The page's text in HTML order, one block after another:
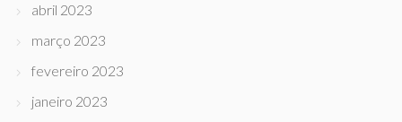
abril 2023
março 2023
fevereiro 2023
janeiro 2023